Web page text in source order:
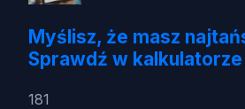
Myślisz, że masz
Sprawdź w kalkulatorze
181